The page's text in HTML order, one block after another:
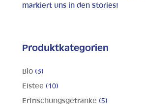
markiert uns in den Stories!
Produktkategorien
Bio (3)
Eistee (10)
Erfrischungsgetränke (5)